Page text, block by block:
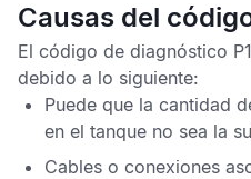
Causas del
El código de diagnóstico
debido a lo siguiente:
Puede que la cantidad
en el tanque no sea la
Cables o conexiones